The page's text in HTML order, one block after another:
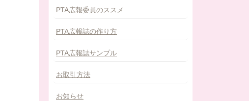
PTA広報委員のススメ
PTA広報誌の作り方
PTA広報誌サンプル
お取引方法
お知らせ